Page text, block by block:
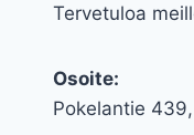
Tervetuloa
Osoite:
Pokelantie